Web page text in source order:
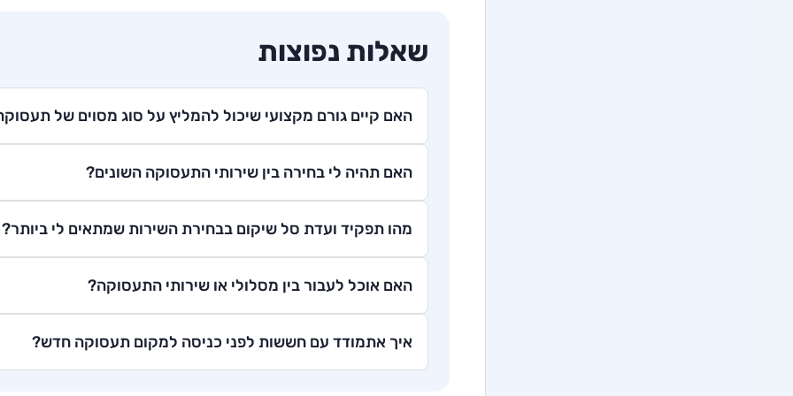
שאלות נפוצות
האם קיים גורם מקצועי שיכול להמליץ על סוג מסוים של
האם תהיה לי בחירה בין שירותי התעסוקה השונים?
מהו תפקיד ועדת סל שיקום בבחירת השירות שמתאים לי ביותר?
האם אוכל לעבור בין מסלולי או שירותי התעסוקה?
איך אתמודד עם חששות לפני כניסה למקום תעסוקה חדש?